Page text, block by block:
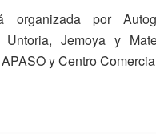
organizada por
Untoria, Jemoya y
y Centro